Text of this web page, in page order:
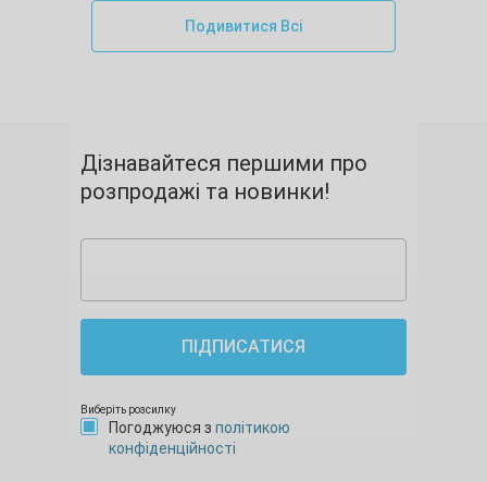
Подивитися Всі
Дізнавайтеся першими про
розпродажі та новинки!
ПІДПИСАТИСЯ
Виберіть розсилку
Погоджуюся з політикою
конфіденційності